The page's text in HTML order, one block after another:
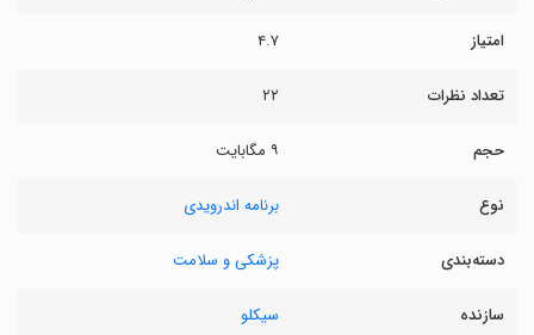
امتیاز ۴.۷
تعداد نظرات ۲۲
حجم ۹ مگابایت
نوع برنامه اندرویدی
دسته‌بندی پزشکی و سلامت
سازنده سیکلو